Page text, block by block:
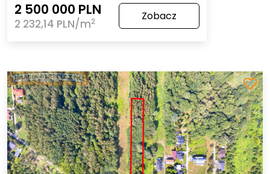
2 500 000 PLN
2 232,14 PLN/m2 Zobacz